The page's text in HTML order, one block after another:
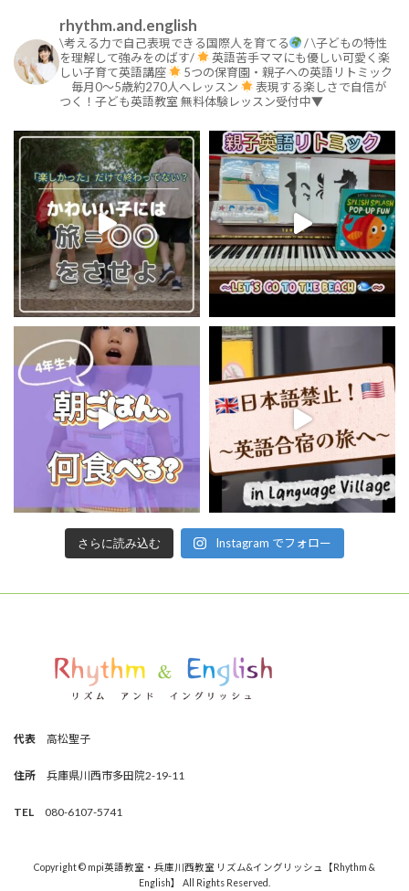
rhythm.and.english
\考える力で自己表現できる国際人を育てる /\子どもの特性
を理解して強みをのばす/
英語苦手ママにも優しい可愛く楽
しい子育て英語講座
5つの保育園・親子への英語リトミック
毎月0～5歳約270人へレッスン
表現する楽しさで自信が
つく！子ども英語教室 無料体験レッスン受付中▼
さらに読み込む Instagram でフォロー
代表 高松聖子
住所 兵庫県川西市多田院2-19-11
TEL 080-6107-5741
Copyright © mpi英語教室・兵庫川西教室 リズム&イングリッシュ【Rhythm &
English】 All Rights Reserved.